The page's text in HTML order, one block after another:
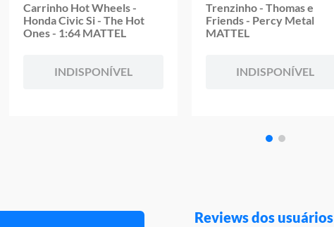
Carrinho Hot Wheels -
Honda Civic Si - The Hot
Ones - 1:64 MATTEL
INDISPONÍVEL
Trenzinho - Thomas e
Friends - Percy Metal
MATTEL
INDISPONÍVEL
Reviews dos usuários